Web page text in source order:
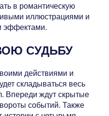
в романтическую
иллюстрациями и
эффектами.
СУДЬБУ
действиями и
складываться весь
Впереди ждут скрытые
событий. Также